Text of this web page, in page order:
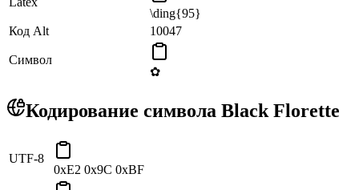
\ding{95}
Код Alt
10047
Символ
✿
Кодирование символа Black Florette
UTF-8
0xE2 0x9C 0xBF